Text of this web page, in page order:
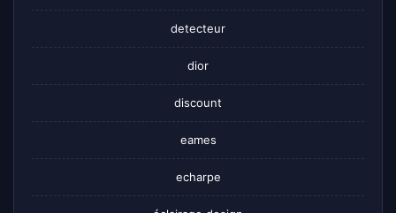
detecteur
dior
discount
eames
echarpe